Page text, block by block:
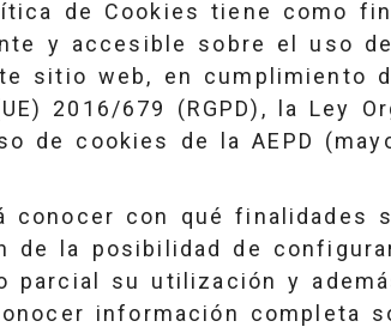
de Cookies tiene como
y accesible sobre el uso
sitio web, en cumplimiento
2016/679 (RGPD), la Ley
de cookies de la AEPD
conocer con qué finalidades
de la posibilidad de
parcial su utilización y
información completa